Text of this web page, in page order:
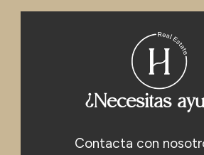
¿Necesitas
Contacta con